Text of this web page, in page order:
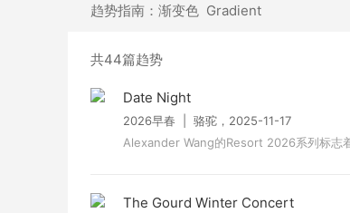
趋势指南：渐变色 Gradient
共44篇趋势
Date Night
2026早春 | 骆驼，2025-11-17
Alexander Wang的Resort 2026系列标志
The Gourd Winter Concert